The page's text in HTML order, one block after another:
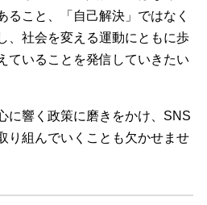
ること、「自己解決」ではなく
、社会を変える運動にともに歩
ていることを発信していきたい
に響く政策に磨きをかけ、SNS
り組んでいくことも欠かせませ